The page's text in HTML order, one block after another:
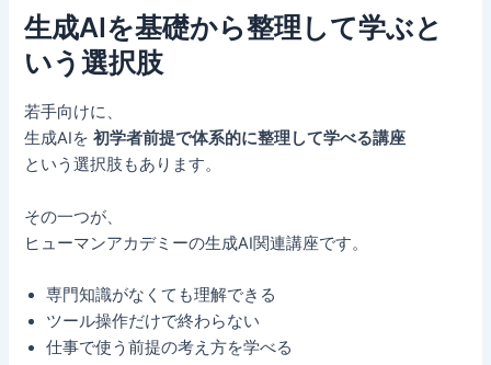
生成AIを基礎から整理して学ぶと
いう選択肢
若手向けに、
生成AIを初学者前提で体系的に整理して学べる講座
という選択肢もあります。
その一つが、
ヒューマンアカデミーの生成AI関連講座です。
専門知識がなくても理解できる
ツール操作だけで終わらない
仕事で使う前提の考え方を学べる